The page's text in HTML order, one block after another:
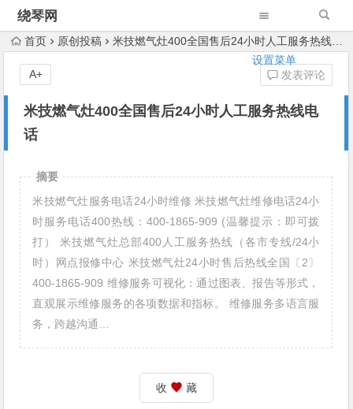
绕琴网
设置菜单
首页 原创投稿 米技燃气灶400全国售后24小时人工服务热线电话
米技燃气灶400全国售后24小时人工服务热线电
话
发表评论
A+
摘要
米技燃气灶服务电话24小时维修 米技燃气灶维修电话24小
时服务电话400热线：400-1865-909 (温馨提示：即可拨
打） 米技燃气灶总部400人工服务热线（各市专线/24小
时）网点报修中心 米技燃气灶24小时售后热线全国〔2〕
400-1865-909 维修服务可视化：通过图表、报告等形式，
直观展示维修服务的各项数据和指标。 维修服务多语言服
务，跨越沟通…
收 藏